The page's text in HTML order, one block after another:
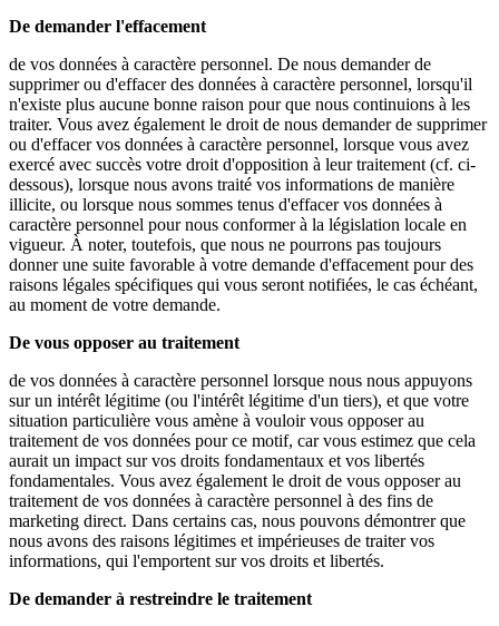
De demander l'effacement
de vos données à caractère personnel. De nous demander de
supprimer ou d'effacer des données à caractère personnel, lorsqu'il
n'existe plus aucune bonne raison pour que nous continuions à les
traiter. Vous avez également le droit de nous demander de supprimer
ou d'effacer vos données à caractère personnel, lorsque vous avez
exercé avec succès votre droit d'opposition à leur traitement (cf. ci-
dessous), lorsque nous avons traité vos informations de manière
illicite, ou lorsque nous sommes tenus d'effacer vos données à
caractère personnel pour nous conformer à la législation locale en
vigueur. À noter, toutefois, que nous ne pourrons pas toujours
donner une suite favorable à votre demande d'effacement pour des
raisons légales spécifiques qui vous seront notifiées, le cas échéant,
au moment de votre demande.
De vous opposer au traitement
de vos données à caractère personnel lorsque nous nous appuyons
sur un intérêt légitime (ou l'intérêt légitime d'un tiers), et que votre
situation particulière vous amène à vouloir vous opposer au
traitement de vos données pour ce motif, car vous estimez que cela
aurait un impact sur vos droits fondamentaux et vos libertés
fondamentales. Vous avez également le droit de vous opposer au
traitement de vos données à caractère personnel à des fins de
marketing direct. Dans certains cas, nous pouvons démontrer que
nous avons des raisons légitimes et impérieuses de traiter vos
informations, qui l'emportent sur vos droits et libertés.
De demander à restreindre le traitement